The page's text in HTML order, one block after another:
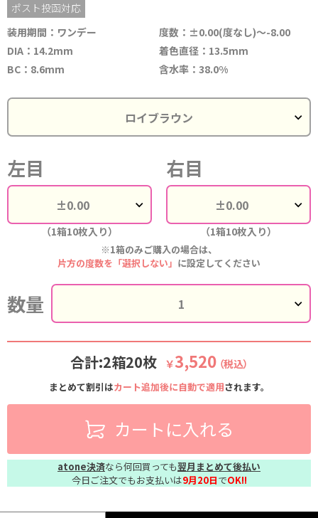
ポスト投函対応
装用期間：ワンデー
度数：±0.00(度なし)～-8.00
DIA：14.2mm
着色直径：13.5mm
BC：8.6mm
含水率：38.0%
左目
（1箱10枚入り）
右目
（1箱10枚入り）
※1箱のみご購入の場合は、
片方の度数を「選択しない」 に設定してください
数量
合計:2箱20枚 ￥3,520 （税込）
まとめて割引はカート追加後に自動で適用されます。
カートに入れる
atone決済なら何回買っても翌月まとめて後払い
今日ご注文でもお支払いは9月20日でOK!!